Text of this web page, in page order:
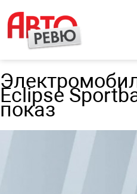
Eclipse
показ